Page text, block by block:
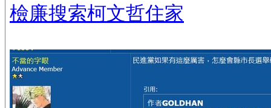
檢廉搜索柯文哲住家